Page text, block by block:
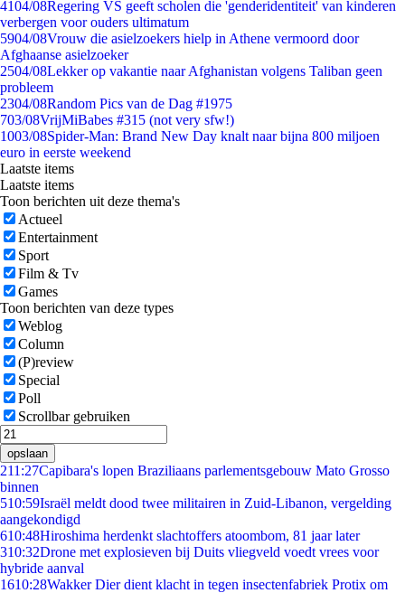
4104/08Regering VS geeft scholen die 'genderidentiteit' van kinderen
verbergen voor ouders ultimatum
5904/08Vrouw die asielzoekers hielp in Athene vermoord door
Afghaanse asielzoeker
2504/08Lekker op vakantie naar Afghanistan volgens Taliban geen
probleem
2304/08Random Pics van de Dag #1975
703/08VrijMiBabes #315 (not very sfw!)
1003/08Spider-Man: Brand New Day knalt naar bijna 800 miljoen
euro in eerste weekend
Laatste items
Laatste items
Toon berichten uit deze thema's
Actueel
Entertainment
Sport
Film & Tv
Games
Toon berichten van deze types
Weblog
Column
(P)review
Special
Poll
Scrollbar gebruiken
opslaan
211:27Capibara's lopen Braziliaans parlementsgebouw Mato Grosso
binnen
510:59Israël meldt dood twee militairen in Zuid-Libanon, vergelding
aangekondigd
610:48Hiroshima herdenkt slachtoffers atoombom, 81 jaar later
310:32Drone met explosieven bij Duits vliegveld voedt vrees voor
hybride aanval
1610:28Wakker Dier dient klacht in tegen insectenfabriek Protix om